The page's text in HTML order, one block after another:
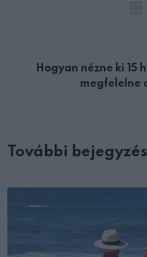
Hogyan nézne ki 15
megfelelne
További